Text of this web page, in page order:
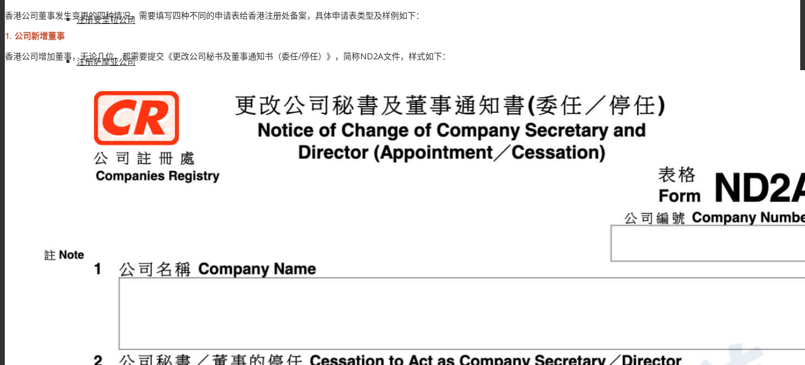
注册安圭拉公司
注册萨摩亚公司
银行开户服务
汇丰银行开户
香港渣打银行开户
华侨永亨银行开户
香港公司董事发生变更的四种情况，需要填写四种不同的申请表给香港注册处备案，具体申请表类型及样例如下：
1. 公司新增董事
香港公司增加董事，无论几位，都需要提交《更改公司秘书及董事通知书（委任/停任）》，简称ND2A文件，样式如下：